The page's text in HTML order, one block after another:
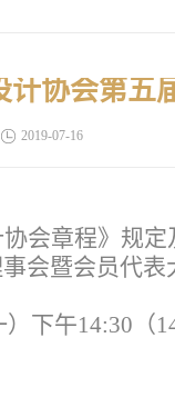
2019-07-16
会章程》规
会暨会员代
下午14:30（